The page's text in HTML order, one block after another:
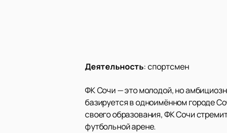
Деятельность:спортсмен
ФК Сочи — это молодой, но
базируется в одноимённом городе
своего образования, ФК Сочи
футбольной арене.